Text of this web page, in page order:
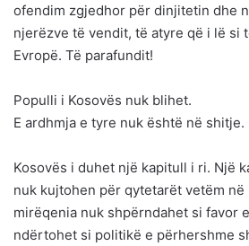
ofendim zgjedhor për dinjitetin dhe
njerëzve të vendit, të atyre që i lë si
Evropë. Të parafundit!
Populli i Kosovës nuk blihet.
E ardhmja e tyre nuk është në shitje.
Kosovës i duhet një kapitull i ri. Një
nuk kujtohen për qytetarët vetëm në
mirëqenia nuk shpërndahet si favor
ndërtohet si politikë e përhershme